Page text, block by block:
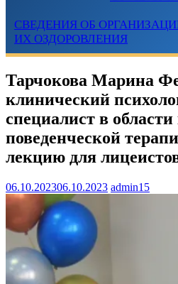
СВЕДЕНИЯ ОБ
ИХ ОЗДОРОВЛЕНИЯ
Тарчокова Марина
клинический
специалист в
поведенческой
лекцию для
06.10.202306.10.2023 admin15